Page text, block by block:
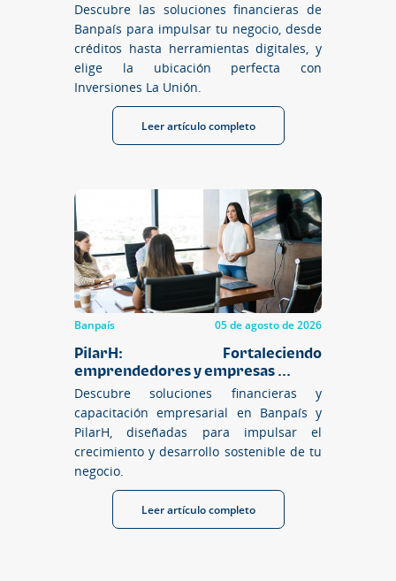
Descubre las soluciones financieras de
Banpaís para impulsar tu negocio, desde
créditos hasta herramientas digitales, y
elige la ubicación perfecta con
Inversiones La Unión.
Leer artículo completo
Banpaís 05 de agosto de 2026
PilarH: Fortaleciendo
emprendedores y empresas ...
Descubre soluciones financieras y
capacitación empresarial en Banpaís y
PilarH, diseñadas para impulsar el
crecimiento y desarrollo sostenible de tu
negocio.
Leer artículo completo